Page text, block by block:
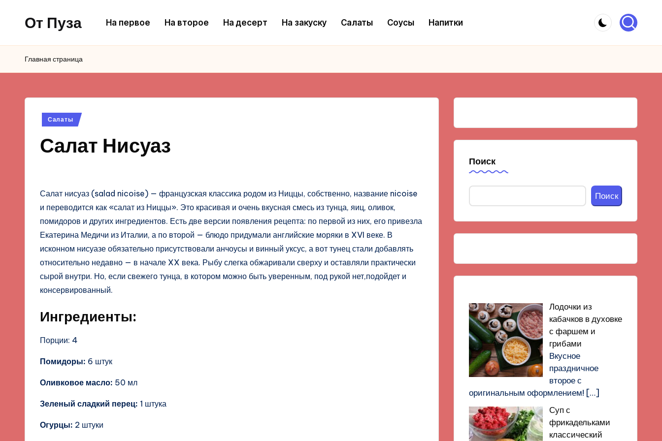
Перейти
содержимому
От Пуза
очень
вкусные
рецепты!
На первое На второе На десерт На закуску Салаты Соусы Напитки
Главная страница
Опубликовано
Салаты
Салат Нисуаз
Салат нисуаз (salad nicoise) — французская классика родом из Ниццы, собственно, название nicoise
и переводится как «салат из Ниццы». Это красивая и очень вкусная смесь из тунца, яиц, оливок,
помидоров и других ингредиентов. Есть две версии появления рецепта: по первой из них, его привезла
Екатерина Медичи из Италии, а по второй — блюдо придумали английские моряки в XVI веке. В
исконном нисуазе обязательно присутствовали анчоусы и винный уксус, а вот тунец стали добавлять
относительно недавно — в начале XX века. Рыбу слегка обжаривали сверху и оставляли практически
сырой внутри. Но, если свежего тунца, в котором можно быть уверенным, под рукой нет,подойдет и
консервированный.
Ингредиенты:
Порции: 4
Помидоры: 6 штук
Оливковое масло: 50 мл
Зеленый сладкий перец: 1 штука
Огурцы: 2 штуки
Поиск
Поиск
Лодочки из
кабачков в духовке
с фаршем и
грибами
Вкусное
праздничное
второе с
оригинальным оформлением! […]
Суп с
фрикадельками
классический